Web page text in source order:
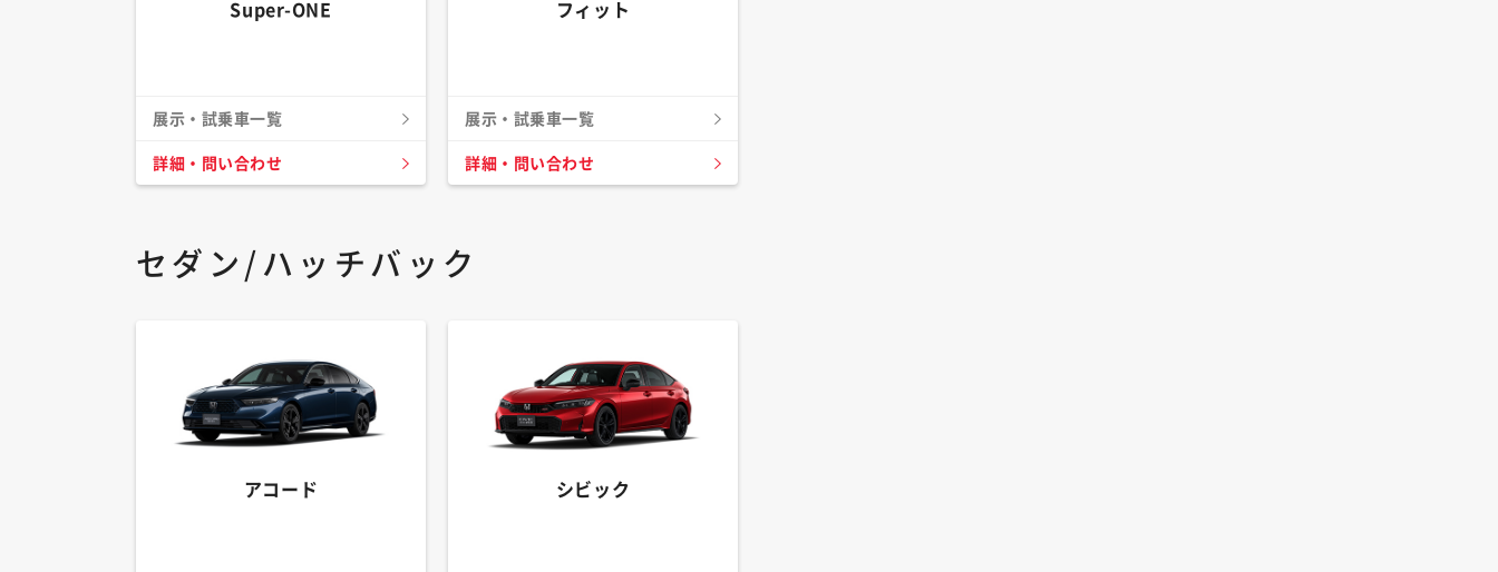
Super-ONE
展示・試乗車一覧
詳細・問い合わせ
フィット
展示・試乗車一覧
詳細・問い合わせ
セダン/ハッチバック
アコード シビック